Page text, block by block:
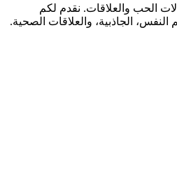
الحب والعلاقات. نقدم لكم
الجاذبية، والعلاقات الصحية.